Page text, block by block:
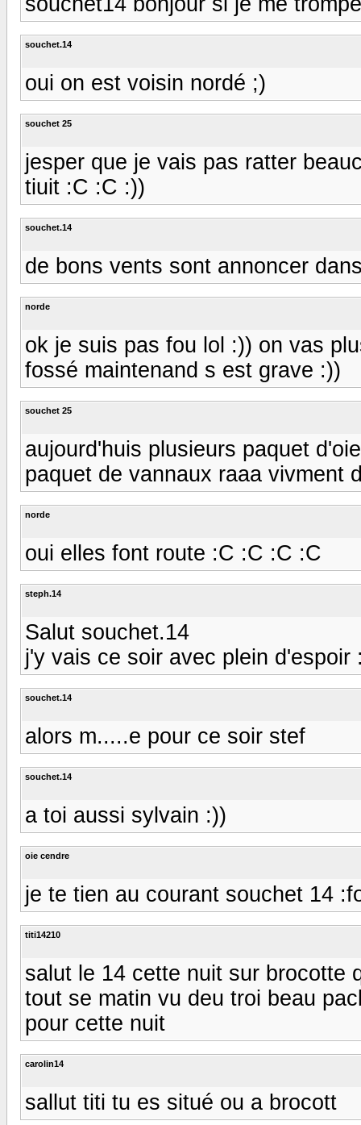
souchet.14
oui on est voisin nordé ;)
souchet 25
jesper que je vais pas ratter
tiuit :C :C :))
souchet.14
de bons vents sont annoncer
norde
ok je suis pas fou lol :)) on vas
fossé maintenand s est grave :))
souchet 25
aujourd'huis plusieurs paquet
paquet de vannaux raaa vivment
norde
oui elles font route :C :C :C :C
steph.14
Salut souchet.14
j'y vais ce soir avec plein d'espoir
souchet.14
alors m.....e pour ce soir stef
souchet.14
a toi aussi sylvain :))
oie cendre
je te tien au courant souchet 14
titi14210
salut le 14 cette nuit sur brocotte
tout se matin vu deu troi beau
pour cette nuit
carolin14
sallut titi tu es situé ou a brocott